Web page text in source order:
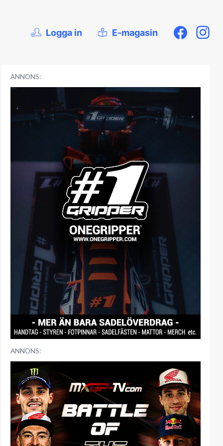
Logga in E-magasin
ANNONS:
ANNONS: